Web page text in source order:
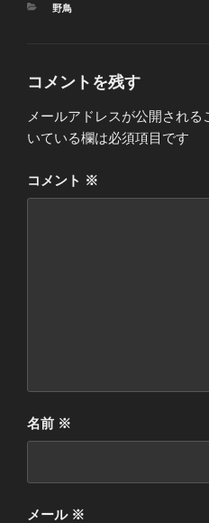
カ
野鳥
コメントを残す
メールアドレスが公開される
いている欄は必須項目です
コメント ※
名前 ※
メール ※